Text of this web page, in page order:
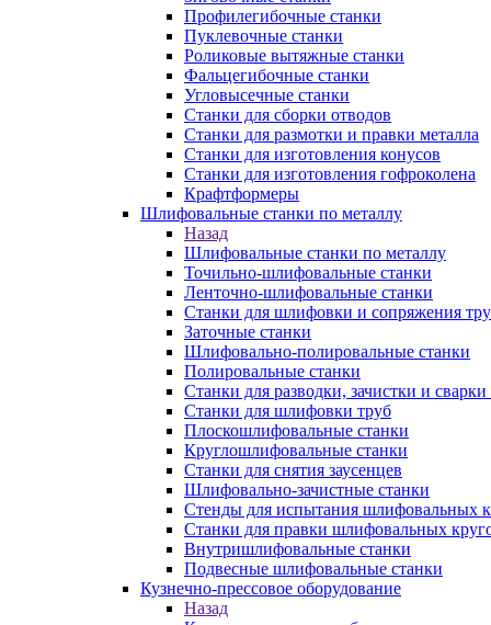
Профилегибочные станки
Пуклевочные станки
Роликовые вытяжные станки
Фальцегибочные станки
Угловысечные станки
Станки для сборки отводов
Станки для размотки и правки металла
Станки для изготовления конусов
Станки для изготовления гофроколена
Крафтформеры
Шлифовальные станки по металлу
Назад
Шлифовальные станки по металлу
Точильно-шлифовальные станки
Ленточно-шлифовальные станки
Станки для шлифовки и сопряжения
Заточные станки
Шлифовально-полировальные станки
Полировальные станки
Станки для разводки, зачистки и сварки
Станки для шлифовки труб
Плоскошлифовальные станки
Круглошлифовальные станки
Станки для снятия заусенцев
Шлифовально-зачистные станки
Стенды для испытания шлифовальных
Станки для правки шлифовальных
Внутришлифовальные станки
Подвесные шлифовальные станки
Кузнечно-прессовое оборудование
Назад